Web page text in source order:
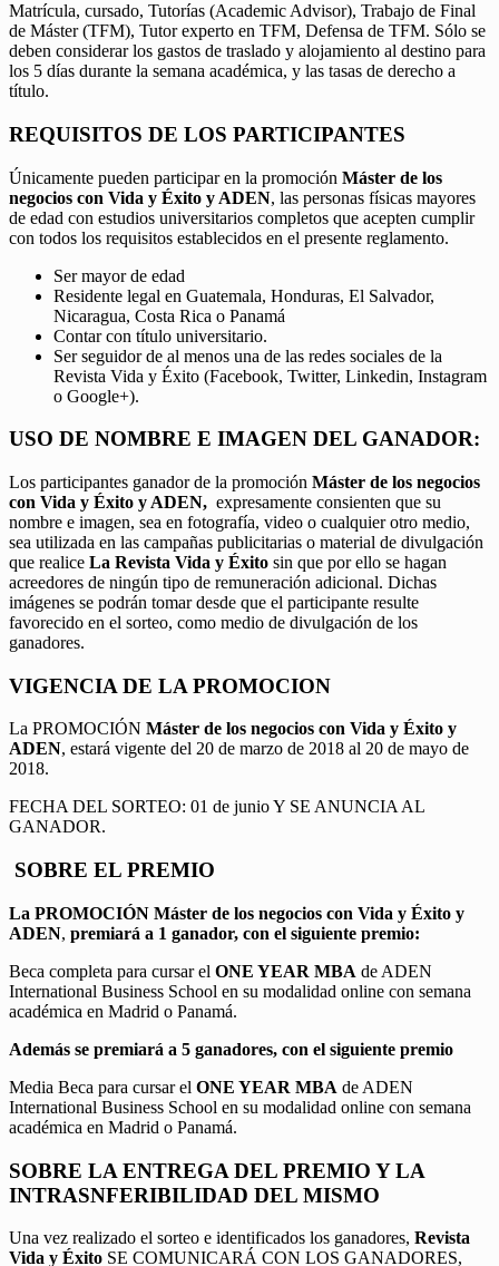
Matrícula, cursado, Tutorías (Academic Advisor), Trabajo de Final
de Máster (TFM), Tutor experto en TFM, Defensa de TFM. Sólo se
deben considerar los gastos de traslado y alojamiento al destino para
los 5 días durante la semana académica, y las tasas de derecho a
título.
REQUISITOS DE LOS PARTICIPANTES
Únicamente pueden participar en la promoción Máster de los
negocios con Vida y Éxito y ADEN, las personas físicas mayores
de edad con estudios universitarios completos que acepten cumplir
con todos los requisitos establecidos en el presente reglamento.
Ser mayor de edad
Residente legal en Guatemala, Honduras, El Salvador,
Nicaragua, Costa Rica o Panamá
Contar con título universitario.
Ser seguidor de al menos una de las redes sociales de la
Revista Vida y Éxito (Facebook, Twitter, Linkedin, Instagram
o Google+).
USO DE NOMBRE E IMAGEN DEL GANADOR:
Los participantes ganador de la promoción Máster de los negocios
con Vida y Éxito y ADEN, expresamente consienten que su
nombre e imagen, sea en fotografía, video o cualquier otro medio,
sea utilizada en las campañas publicitarias o material de divulgación
que realice La Revista Vida y Éxito sin que por ello se hagan
acreedores de ningún tipo de remuneración adicional. Dichas
imágenes se podrán tomar desde que el participante resulte
favorecido en el sorteo, como medio de divulgación de los
ganadores.
VIGENCIA DE LA PROMOCION
La PROMOCIÓN Máster de los negocios con Vida y Éxito y
ADEN, estará vigente del 20 de marzo de 2018 al 20 de mayo de
2018.
FECHA DEL SORTEO: 01 de junio Y SE ANUNCIA AL
GANADOR.
SOBRE EL PREMIO
La PROMOCIÓN Máster de los negocios con Vida y Éxito y
ADEN, premiará a 1 ganador, con el siguiente premio:
Beca completa para cursar el ONE YEAR MBA de ADEN
International Business School en su modalidad online con semana
académica en Madrid o Panamá.
Además se premiará a 5 ganadores, con el siguiente premio
Media Beca para cursar el ONE YEAR MBA de ADEN
International Business School en su modalidad online con semana
académica en Madrid o Panamá.
SOBRE LA ENTREGA DEL PREMIO Y LA
INTRASNFERIBILIDAD DEL MISMO
Una vez realizado el sorteo e identificados los ganadores, Revista
Vida y Éxito SE COMUNICARÁ CON LOS GANADORES,